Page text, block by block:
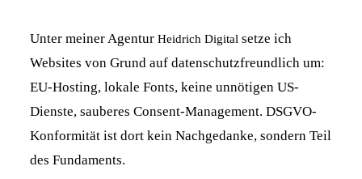
Unter meiner AgenturHeidrich Digital setze ich
Websites von Grund auf datenschutzfreundlich um:
EU-Hosting, lokale Fonts, keine unnötigen US-
Dienste, sauberes Consent-Management. DSGVO-
Konformität ist dort kein Nachgedanke, sondern Teil
des Fundaments.